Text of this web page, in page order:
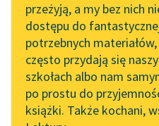
online z tłumaczkami
literatury skandynawskiej
Spotkanie z Katarzyną
Tunkiel w Oslo
102. lata temu zmarł
Joseph Conrad
przeżyją, a my bez nich
dostępu do
potrzebnych
często przydają się
szkołach albo nam
po prostu do
książki. Także kochani,